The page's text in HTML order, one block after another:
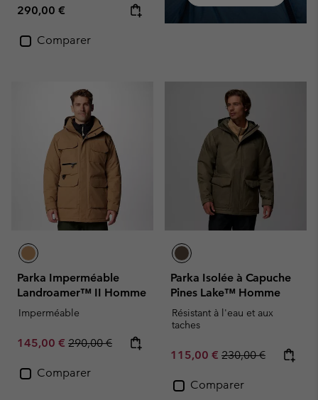
Regular price:
290,00 €
Comparer
Parka Imperméable
Landroamer™ II Homme
Imperméable
Sale price:
145,00 € Regular price:
290,00 €
Comparer
Parka Isolée à Capuche
Pines Lake™ Homme
Résistant à l'eau et aux
taches
Sale price:
115,00 € Regular price:
230,00 €
Comparer